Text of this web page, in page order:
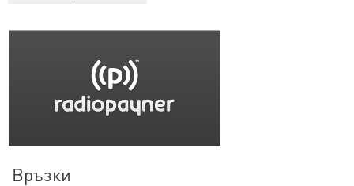
Връзки